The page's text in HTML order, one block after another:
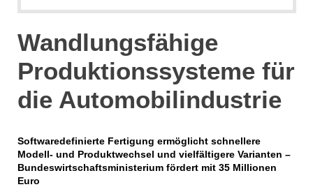
Wandlungsfähige
Produktionssysteme für
die Automobilindustrie
Softwaredefinierte Fertigung ermöglicht schnellere
Modell- und Produktwechsel und vielfältigere Varianten –
Bundeswirtschaftsministerium fördert mit 35 Millionen
Euro